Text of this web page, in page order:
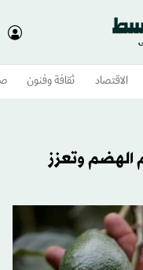
الاقتصاد ثقافة وفنون
الهضم وتعزز